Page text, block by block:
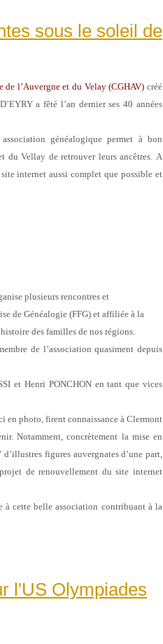
sous le soleil de
de l’Auvergne et du Velay (CGHAV) créé
a fêté l’an dernier ses 40 années
généalogique permet à bon
du Vellay de retrouver leurs ancêtres.A
internet aussi complet que possible et
plusieursrencontres et
de Généalogie (FFG) et affiliée à la
des familles de nos régions.
de l’association quasiment depuis
et Henri PONCHON en tant que vices
en photo, firentconnaissance à Clermont
Notamment, concrètement la mise en
figures auvergnates d’une part,
de renouvellement du site internet
à cette belleassociation contribuant à la
l'US Olympiades